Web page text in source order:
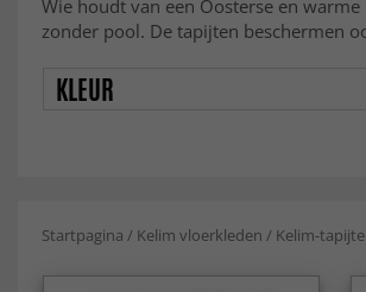
Wie houdt van een Oosterse en
zonder pool. De tapijten beschermen
KLEUR
Startpagina / Kelim vloerkleden / Kelim-